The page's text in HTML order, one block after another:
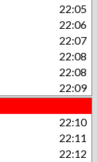
22:05
22:06
22:07
22:08
22:08
22:09
22:10
22:11
22:12